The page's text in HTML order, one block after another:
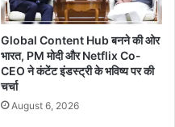
Global Content Hub बनने की ओर
भारत, PM मोदी और Netflix Co-
CEO ने कंटेंट इंडस्ट्री के भविष्य पर की
चर्चा
August 6, 2026